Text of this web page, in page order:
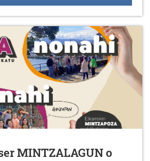
MINTZALAGUN o